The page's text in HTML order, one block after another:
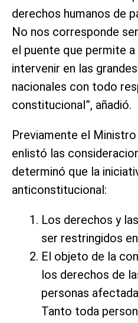
derechos humanos de
No nos corresponde
el puente que permite a
intervenir en las
nacionales con todo
constitucional”, añadió.
Previamente el
enlistó las
determinó que la
anticonstitucional:
Los derechos y
ser restringidos
El objeto de la
los derechos de
personas
Tanto toda